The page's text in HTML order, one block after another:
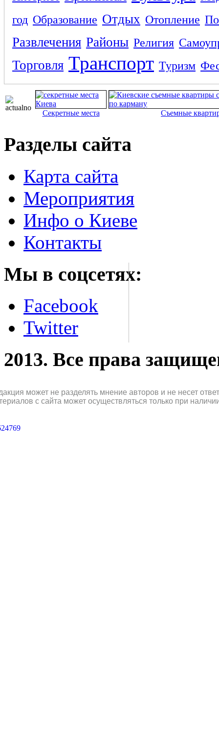
год Образование Отдых Отопление
Развлечения Районы Религия
Торговля Транспорт Туризм
Секретные места Съемные
Разделы сайта
Карта сайта
Мероприятия
Инфо о Киеве
Контакты
Мы в соцсетях:
Facebook
Twitter
2013. Все права
может не разделять мнение авторов и не несет
с сайта может осуществляться только при